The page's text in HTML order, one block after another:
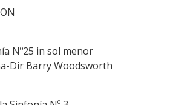
Nº25 in sol menor
Dir Barry Woodsworth